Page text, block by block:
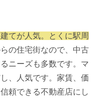
てが人気。とくに駅周
の住宅街なので、中古
ニーズも多数です。マ
、人気です。家賃、価
頼できる不動産店にし